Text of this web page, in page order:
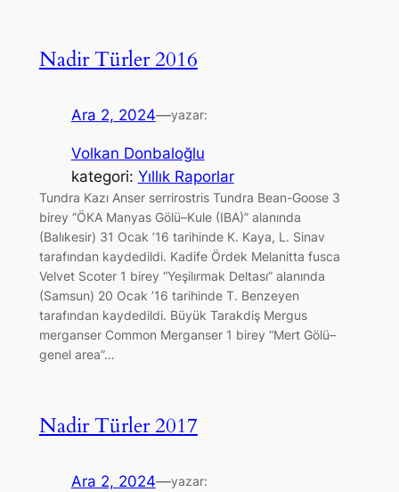
Nadir Türler 2016
Ara 2, 2024—yazar:
Volkan Donbaloğlu
kategori: Yıllık Raporlar
Tundra Kazı Anser serrirostris Tundra Bean-Goose 3
birey “ÖKA Manyas Gölü–Kule (IBA)” alanında
(Balıkesir) 31 Ocak ’16 tarihinde K. Kaya, L. Sinav
tarafından kaydedildi. Kadife Ördek Melanitta fusca
Velvet Scoter 1 birey “Yeşilırmak Deltası” alanında
(Samsun) 20 Ocak ’16 tarihinde T. Benzeyen
tarafından kaydedildi. Büyük Tarakdiş Mergus
merganser Common Merganser 1 birey “Mert Gölü–
genel area”…
Nadir Türler 2017
Ara 2, 2024—yazar: